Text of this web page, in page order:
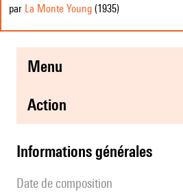
par La Monte Young (1935)
menu
action
informations générales
date de composition